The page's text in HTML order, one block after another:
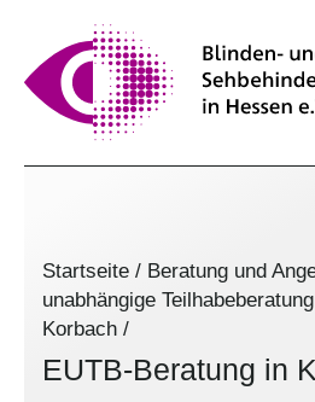
Startseite / Beratung und
unabhängige
Korbach /
EUTB-Beratung in